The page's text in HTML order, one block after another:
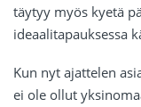
täytyy myös kyetä
ideaalitapauksessa
Kun nyt ajattelen
ei ole ollut